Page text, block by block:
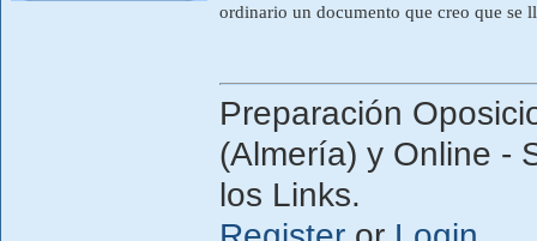
ordinario un documento que creo que se
Preparación
(Almería) y Online -
los Links.